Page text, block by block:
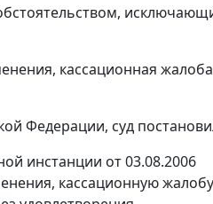
кассационная
Федерации, суд
инстанции от 03.08.2006
кассационную